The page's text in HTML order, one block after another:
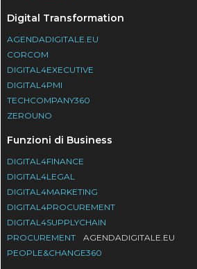
Digital Transformation
AGENDADIGITALE.EU
CORCOM
DIGITAL4EXECUTIVE
DIGITAL4PMI
TECHCOMPANY360
ZEROUNO
Funzioni di Business
DIGITAL4FINANCE
DIGITAL4LEGAL
DIGITAL4MARKETING
DIGITAL4PROCUREMENT
DIGITAL4SUPPLYCHAIN
PROCUREMENT
AGENDADIGITALE.EU
PEOPLE&CHANGE360